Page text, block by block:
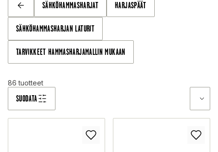
TAKAISIN
SÄHKÖHAMMASHARJAT HARJASPÄÄT
SÄHKÖHAMMASHARJAN LATURIT
TARVIKKEET HAMMASHARJAMALLIN MUKAAN
SUODATA
86 tuotteet